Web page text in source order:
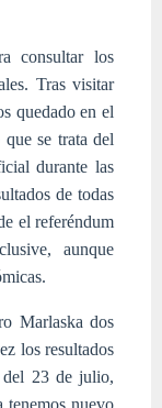
consultar los
Tras visitar
quedado en el
se trata del
durante las
de todas
el referéndum
aunque
Marlaska dos
los resultados
del 23 de julio,
tenemos nuevo